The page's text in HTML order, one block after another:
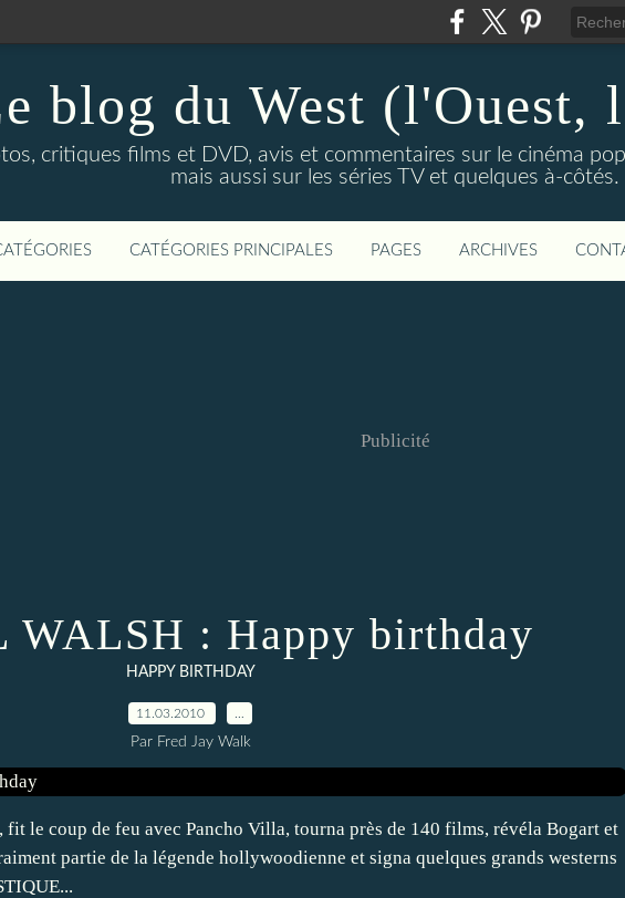
blog du West (l'Ouest,
critiques films et DVD, avis et commentaires sur le cinéma
mais aussi sur les séries TV et quelques à-côtés.
CATÉGORIES PRINCIPALES PAGES ARCHIVES
Publicité
WALSH : Happy birthday
HAPPY BIRTHDAY
11.03.2010
Par Fred Jay Walk
le coup de feu avec Pancho Villa, tourna près de 140 films, révéla Bogart et
partie de la légende hollywoodienne et signa quelques grands westerns